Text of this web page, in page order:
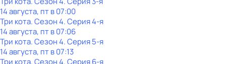
14 августа, пт в 07:00
Три кота. Сезон 4. Серия 4-я
14 августа, пт в 07:06
Три кота. Сезон 4. Серия 5-я
14 августа, пт в 07:13
Три кота. Сезон 4. Серия 6-я